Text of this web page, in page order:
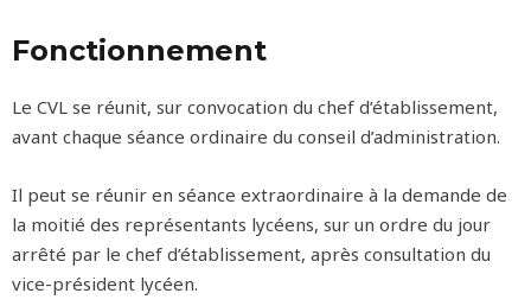
Fonctionnement
Le CVL se réunit, sur convocation du chef d’établissement,
avant chaque séance ordinaire du conseil d’administration.
Il peut se réunir en séance extraordinaire à la demande de
la moitié des représentants lycéens, sur un ordre du jour
arrêté par le chef d’établissement, après consultation du
vice-président lycéen.